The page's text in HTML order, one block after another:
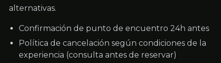
alternativas.
Confirmación de punto de encuentro 24h antes
Política de cancelación según condiciones de la
experiencia (consulta antes de reservar)